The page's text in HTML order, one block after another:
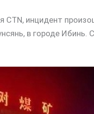
CTN, инцидент
в городе